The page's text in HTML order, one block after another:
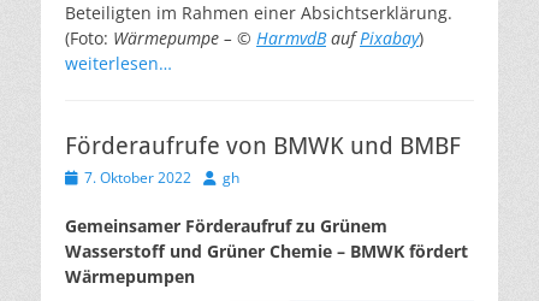
Beteiligten im Rahmen einer Absichtserklärung.
(Foto: Wärmepumpe – © HarmvdBaufPixabay)
weiterlesen…
Förderaufrufe von BMWK und BMBF
Veröffentlicht
7. Oktober 2022 Autor
gh
Gemeinsamer Förderaufruf zu Grünem
Wasserstoff und Grüner Chemie – BMWK fördert
Wärmepumpen